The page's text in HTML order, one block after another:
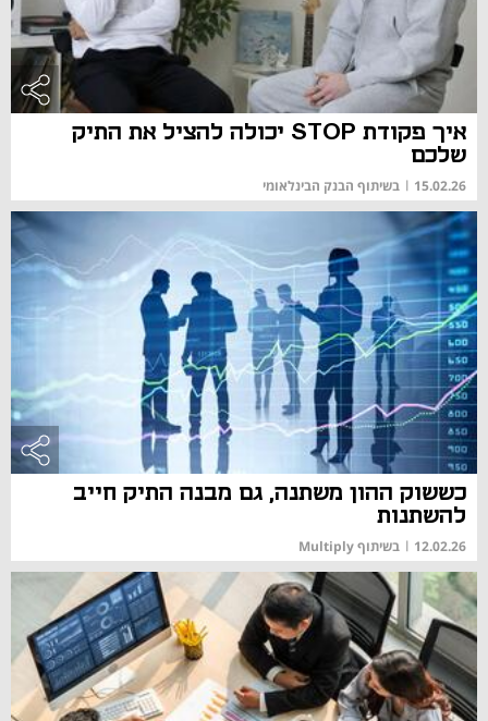
איך פקודת STOP יכולה להציל את התיק
שלכם
15.02.26
| בשיתוף הבנק הבינלאומי
כששוק ההון משתנה, גם מבנה התיק חייב
להשתנות
12.02.26
| בשיתוף Multiply